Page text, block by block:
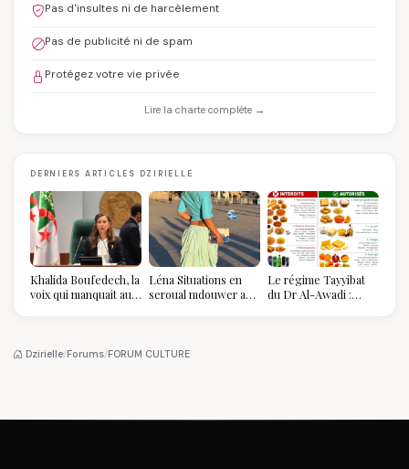
Pas d'insultes ni de harcèlement
Pas de publicité ni de spam
Protégez votre vie privée
Lire la charte complète →
DERNIERS ARTICLES DZIRIELLE
Khalida Boufedech, la
voix qui manquait au
Léna Situations en
seroual mdouwer au
pièce mode de l'été
Le régime Tayyibat
du Dr Al-Awadi :
Dzirielle/Forums/FORUM CULTURE